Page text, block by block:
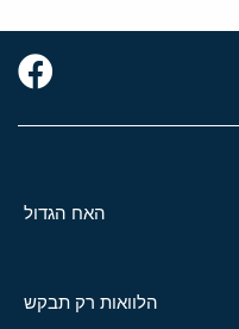
האח הגדול
הלוואות רק תבקש